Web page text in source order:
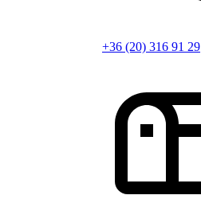
+36 (20) 316 91 29